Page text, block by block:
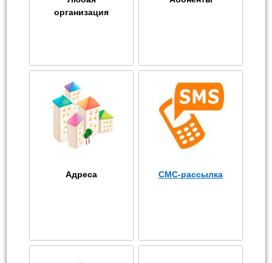
организация
Адреса СМС-рассылка